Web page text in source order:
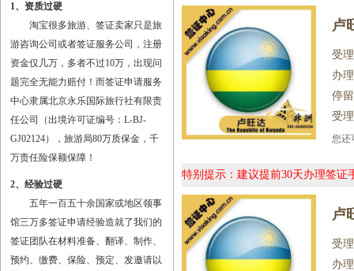
1、资质过硬
淘宝很多旅游、签证卖家只是旅
游咨询公司或者签证服务公司，注册
资金仅几万，多者不过10万，出现问
题完全无能力赔付！而签证申请服务
中心隶属北京永乐国际旅行社有限责
任公司（出境许可证编号：L-BJ-
GJ02124），旅游局80万质保金，千
万责任险保额保障！
2、经验过硬
五年一百五十余国家或地区领事
馆三万多签证申请经验造就了我们的
签证团队在材料准备、翻译、制作、
预约、缴费、保险、预定、发邀请以
卢
受
办
停
受
您
特别提示：建议提前30天办理签
卢
受
办